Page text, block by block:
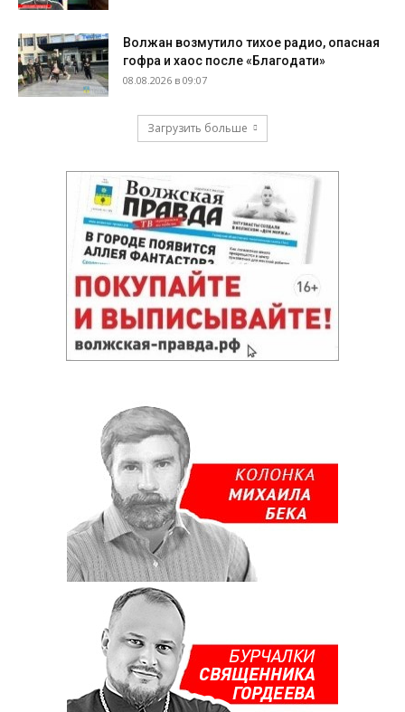
Волжан возмутило тихое радио, опасная
гофра и хаос после «Благодати»
08.08.2026 в 09:07
Загрузить больше